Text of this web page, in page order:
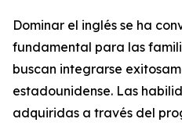
Dominar el inglés se ha
fundamental para las
buscan integrarse
estadounidense. Las
adquiridas a través del